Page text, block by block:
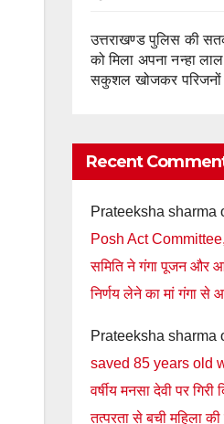
उत्तराखण्ड पुलिस की
को मिला अपना नन्हा
सकुशल खोजकर परिजनों
Recent
Prateeksha sharma
Posh Act Committee,
समिति ने गंगा पूजन और
निर्णय लेने का मां गंगा से
Prateeksha sharma
saved 85 years old
वर्षीय मनसा देवी पर
तत्परता से बची महिला